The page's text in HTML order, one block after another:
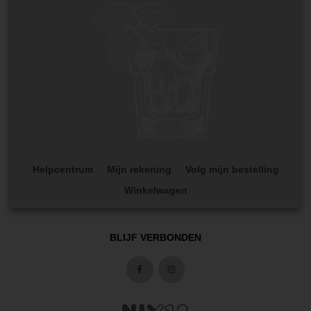
Helpcentrum Mijn rekening
Volg mijn bestelling
Winkelwagen
BLIJF VERBONDEN